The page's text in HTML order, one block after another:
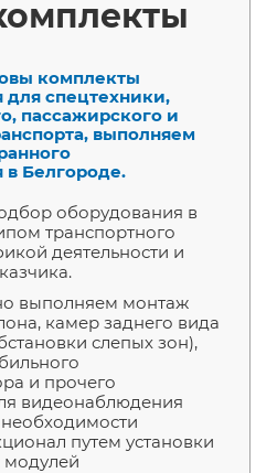
комплекты
спецтехники,
пассажирского и
выполняем
Белгороде.
оборудования в
транспортного
деятельности и
выполняем монтаж
камер заднего вида
слепых зон),
и прочего
видеонаблюдения
путем установки
модулей